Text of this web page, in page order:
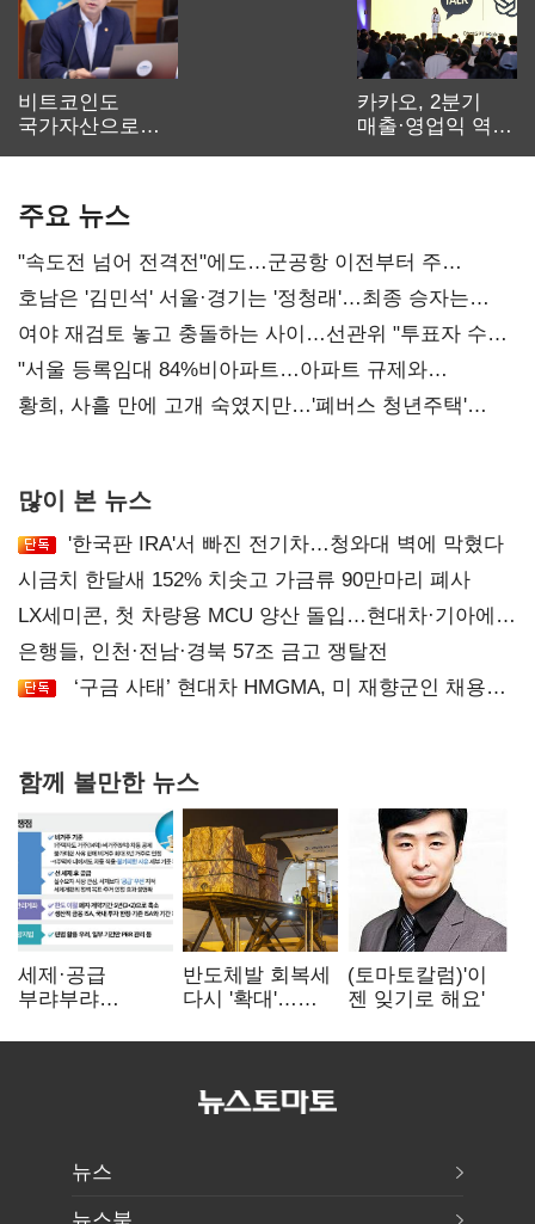
비트코인도
국가자산으로…'
카카오, 2분기
매출·영업익 역대
주요 뉴스
"속도전 넘어 전격전"에도…군공항 이전부터 주
52시간까지 '뇌관'
호남은 '김민석' 서울·경기는 '정청래'…최종 승자는
'안갯속'
여야 재검토 놓고 충돌하는 사이…선관위 "투표자 수
오차 당연"
"서울 등록임대 84%비아파트…아파트 규제와
달리해야"
황희, 사흘 만에 고개 숙였지만…'폐버스 청년주택'
많이 본 뉴스
'한국판 IRA'서 빠진 전기차…청와대 벽에 막혔다
시금치 한달새 152% 치솟고 가금류 90만마리 폐사
LX세미콘, 첫 차량용 MCU 양산 돌입…현대차·기아에
공급
은행들, 인천·전남·경북 57조 금고 쟁탈전
‘구금 사태’ 현대차 HMGMA, 미 재향군인 채용
함께 볼만한 뉴스
세제·공급
부랴부랴
김윤덕' 책임론
반도체발 회복세
다시 '확대'…
5.8% 반등
(토마토칼럼)'이
젠 잊기로 해요'
뉴스